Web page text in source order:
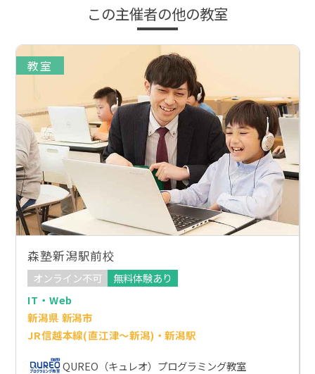
この主催者の他の教室
教室
森塾新潟駅前校
オンライン不可
無料体験あり
IT・Web
新潟県 新潟市
JR信越本線(直江津～新潟)・新潟駅
QUREO（キュレオ）プログラミング教室